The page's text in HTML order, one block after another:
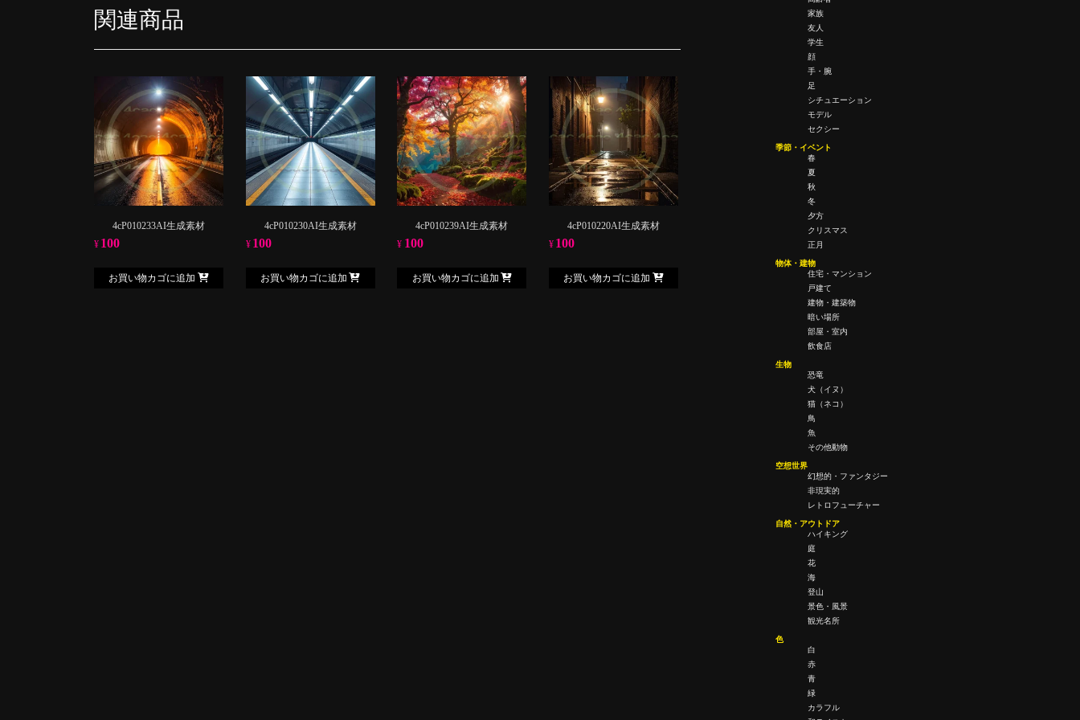
関連商品
4cP010233AI生成素材
¥ 100
お買い物カゴに追加
4cP010230AI生成素材
¥ 100
お買い物カゴに追加
4cP010239AI生成素材
¥ 100
お買い物カゴに追加
4cP010220AI生成素材
¥ 100
お買い物カゴに追加
家族
友人
学生
顔
手・腕
足
シチュエーション
モデル
セクシー
季節・イベント
春
夏
秋
冬
夕方
クリスマス
正月
物体・建物
住宅・マンション
戸建て
建物・建築物
暗い場所
部屋・室内
飲食店
生物
恐竜
犬（イヌ）
猫（ネコ）
鳥
魚
その他動物
空想世界
幻想的・ファンタジー
非現実的
レトロフューチャー
自然・アウトドア
ハイキング
庭
花
海
登山
景色・風景
観光名所
色
白
赤
青
緑
カラフル